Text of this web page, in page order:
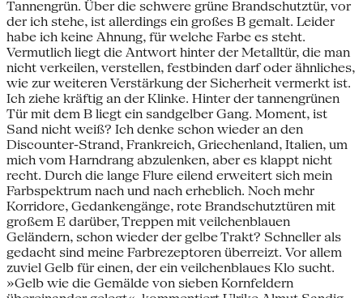
Tannengrün. Über die schwere grüne Brandschutztür, vor
der ich stehe, ist allerdings ein großes B gemalt. Leider
habe ich keine Ahnung, für welche Farbe es steht.
Vermutlich liegt die Antwort hinter der Metalltür, die man
nicht verkeilen, verstellen, festbinden darf oder ähnliches,
wie zur weiteren Verstärkung der Sicherheit vermerkt ist.
Ich ziehe kräftig an der Klinke. Hinter der tannengrünen
Tür mit dem B liegt ein sandgelber Gang. Moment, ist
Sand nicht weiß? Ich denke schon wieder an den
Discounter-Strand, Frankreich, Griechenland, Italien, um
mich vom Harndrang abzulenken, aber es klappt nicht
recht. Durch die lange Flure eilend erweitert sich mein
Farbspektrum nach und nach erheblich. Noch mehr
Korridore, Gedankengänge, rote Brandschutztüren mit
großem E darüber, Treppen mit veilchenblauen
Geländern, schon wieder der gelbe Trakt? Schneller als
gedacht sind meine Farbrezeptoren überreizt. Vor allem
zuviel Gelb für einen, der ein veilchenblaues Klo sucht.
»Gelb wie die Gemälde von sieben Kornfeldern